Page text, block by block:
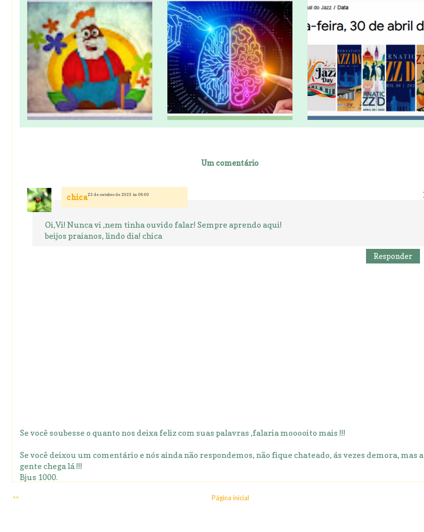
Um comentário
chica23 de outubro de 2025 às 06:00
Oi,Vi! Nunca vi ,nem tinha ouvido falar! Sempre aprendo aqui!
beijos praianos, lindo dia! chica
Responder
Se você soubesse o quanto nos deixa feliz com suas palavras ,falaria mooooito mais !!!
Se você deixou um comentário e nós ainda não respondemos, não fique chateado, ás vezes demora, mas a
gente chega lá !!!
Bjus 1000.
<< Página inicial